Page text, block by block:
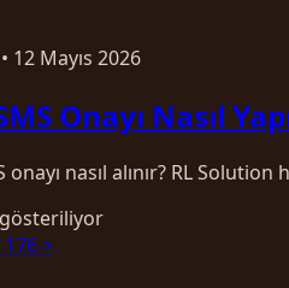
• 12 Mayıs 2026
Onayı Nasıl
onayı nasıl alınır? RL
176>